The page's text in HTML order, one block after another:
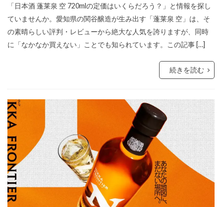
「日本酒 蓬莱泉 空 720mlの定価はいくらだろう？」と情報を探し
ていませんか。愛知県の関谷醸造が生み出す「蓬莱泉 空」は、そ
の素晴らしい評判・レビューから絶大な人気を誇りますが、同時
に「なかなか買えない」ことでも知られています。この記事 […]
続きを読む